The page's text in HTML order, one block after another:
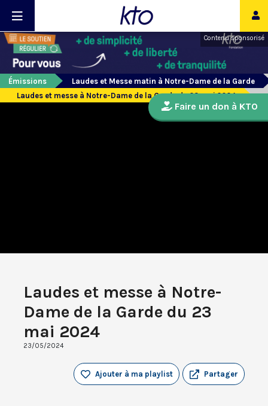
Contenu sponsorisé
Émissions
Laudes et Messe matin à Notre-Dame de la Garde
Laudes et messe à Notre-Dame de la Garde du 23 mai 2024
Laudes et messe à Notre-
Dame de la Garde du 23
mai 2024
23/05/2024
Partager
Ajouter à ma playlist
Faire un don à KTO